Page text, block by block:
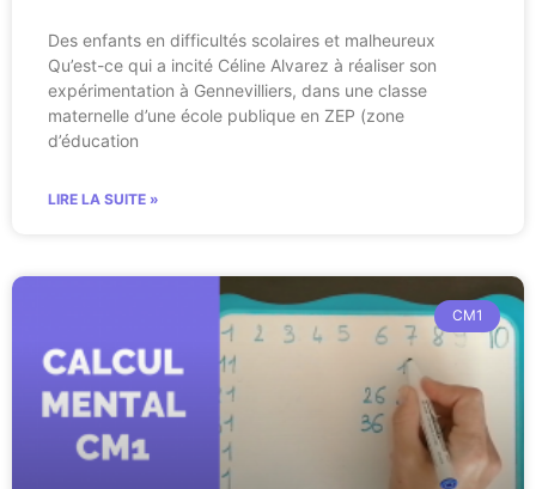
Des enfants en difficultés scolaires et malheureux
Qu’est-ce qui a incité Céline Alvarez à réaliser son
expérimentation à Gennevilliers, dans une classe
maternelle d’une école publique en ZEP (zone
d’éducation
LIRE LA SUITE »
CM1